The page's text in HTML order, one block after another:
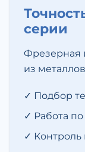
серии
Фрезерная
из
✓ Подбор
✓ Работа
✓ Контроль